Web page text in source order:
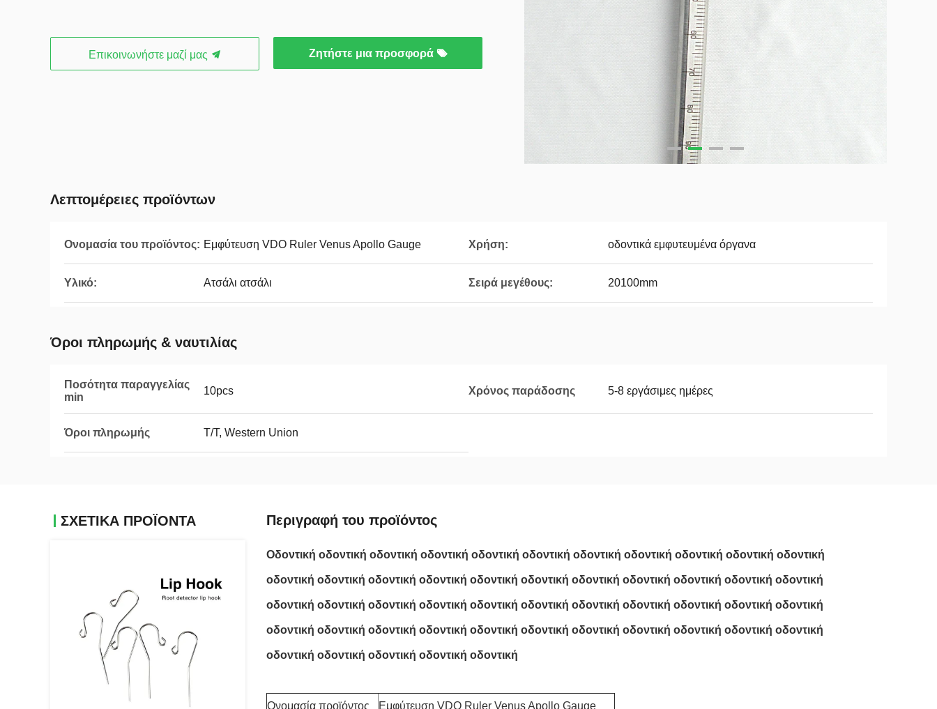
Επικοινωνήστε μαζί μας Ζητήστε μια προσφορά
Λεπτομέρειες προϊόντων
Ονομασία του προϊόντος: Εμφύτευση VDO Ruler Venus Apollo Gauge Χρήση: οδοντικά εμφυτευμένα όργανα
Υλικό: Ατσάλι ατσάλι Σειρά μεγέθους: 20100mm
Όροι πληρωμής & ναυτιλίας
Ποσότητα παραγγελίας
min
10pcs Χρόνος παράδοσης 5-8 εργάσιμες ημέρες
Όροι πληρωμής T/T, Western Union
ΣΧΕΤΙΚΑ ΠΡΟΪΟΝΤΑ Περιγραφή του προϊόντος
Οδοντική οδοντική οδοντική οδοντική οδοντική οδοντική οδοντική οδοντική οδοντική οδοντική οδοντική
οδοντική οδοντική οδοντική οδοντική οδοντική οδοντική οδοντική οδοντική οδοντική οδοντική οδοντική
οδοντική οδοντική οδοντική οδοντική οδοντική οδοντική οδοντική οδοντική οδοντική οδοντική οδοντική
οδοντική οδοντική οδοντική οδοντική οδοντική οδοντική οδοντική οδοντική οδοντική οδοντική οδοντική
οδοντική οδοντική οδοντική οδοντική οδοντική
Ονομασία προϊόντος Εμφύτευση VDO Ruler Venus Apollo Gauge